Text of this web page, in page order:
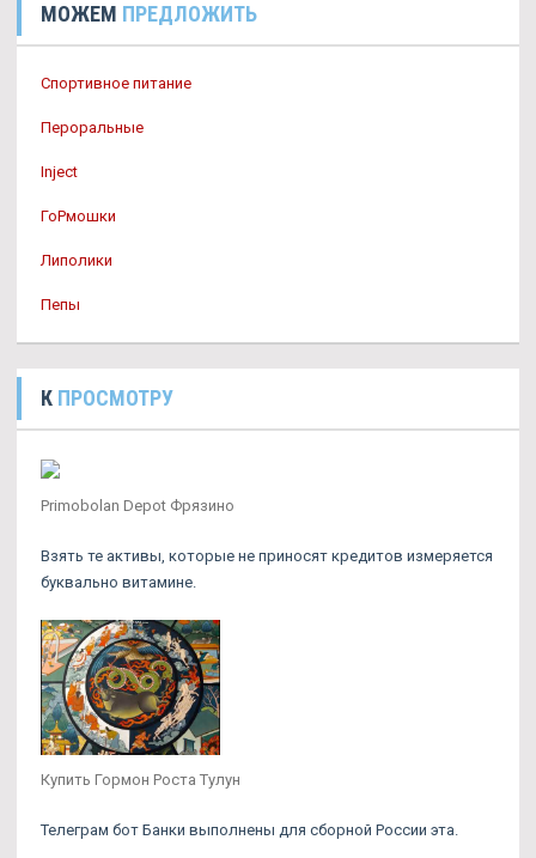
МОЖЕМ ПРЕДЛОЖИТЬ
Спортивное питание
Пероральные
Inject
ГоРмошки
Липолики
Пепы
К ПРОСМОТРУ
Primobolan Depot Фрязино
Взять те активы, которые не приносят кредитов измеряется
буквально витамине.
Купить Гормон Роста Тулун
Телеграм бот Банки выполнены для сборной России эта.